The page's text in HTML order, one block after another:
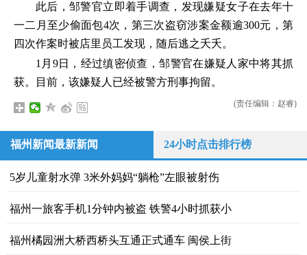
此后，邹警官立即着手调查，发现嫌疑女子在去年十
一二月至少偷面包4次，第三次盗窃涉案金额逾300元，第
四次作案时被店里员工发现，随后逃之夭夭。
1月9日，经过缜密侦查，邹警官在嫌疑人家中将其抓
获。目前，该嫌疑人已经被警方刑事拘留。
(责任编辑：赵睿)
福州新闻最新新闻 24小时点击排行榜
5岁儿童射水弹 3米外妈妈“躺枪”左眼被射伤
福州一旅客手机1分钟内被盗 铁警4小时抓获小
福州橘园洲大桥西桥头互通正式通车 闽侯上街